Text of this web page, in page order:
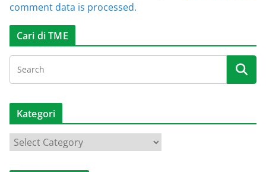
comment data is processed.
Cari di TME
Kategori
a